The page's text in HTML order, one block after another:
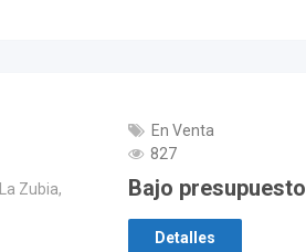
La Zubia,
En Venta
827
Bajo presupuesto
Detalles